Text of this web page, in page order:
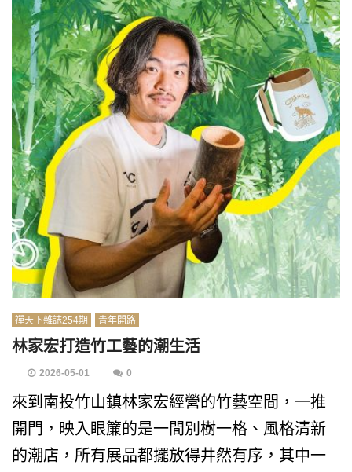
禪天下雜誌254期 青年開路
林家宏打造竹工藝的潮生活
2026-05-01 0
來到南投竹山鎮林家宏經營的竹藝空間，一推
開門，映入眼簾的是一間別樹一格、風格清新
的潮店，所有展品都擺放得井然有序，其中一